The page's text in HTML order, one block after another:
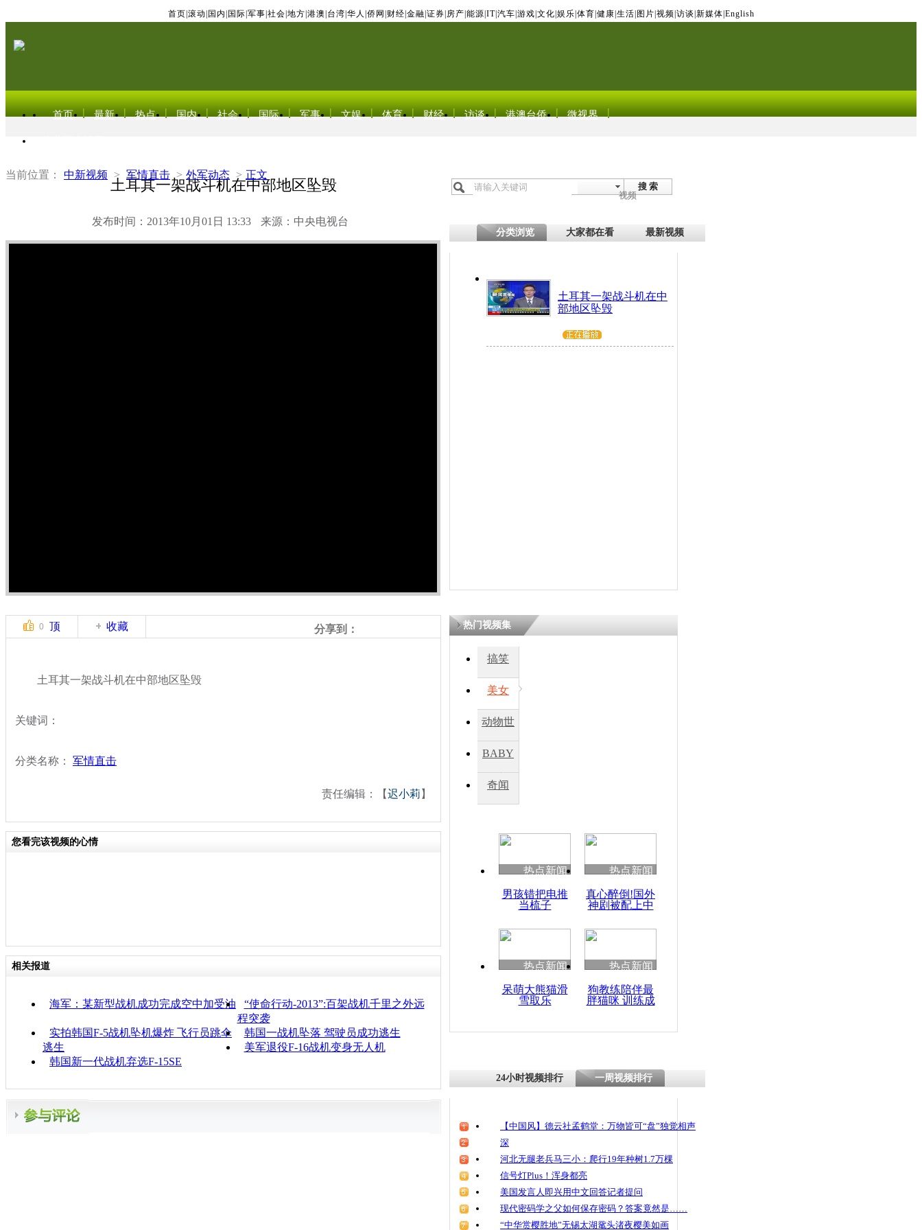
首页 滚动 国内 国际 军事 社会 地方 港澳 台湾 华人 侨网 财经 金融 证券 房产 能源 IT| 汽车 游戏 文化 娱乐 体育 健康 生活 图片 视频 访谈 新媒体 English
首页 最新 热点 国内 社会 国际 军事 文娱 体育 财经 访谈 港澳台侨 微视界
当前位置： 中新视频 > 军情直击 > 外军动态 > 正文
土耳其一架战斗机在中部地区坠毁
发布时间：2013年10月01日 13:33 来源：中央电视台
搜 索
视频
分类浏览 大家都在看 最新视频
土耳其一架战斗机在中
部地区坠毁
0 顶 收藏 分享到：
土耳其一架战斗机在中部地区坠毁
关键词：
分类名称： 军情直击
责任编辑：【迟小莉 】
您看完该视频的心情
相关报道
海军：某新型战机成功完成空中加受油
“使命行动-2013”:百架战机千里之外远
程突袭
实拍韩国F-5战机坠机爆炸 飞行员跳伞
逃生
韩国一战机坠落 驾驶员成功逃生
美军退役F-16战机变身无人机
韩国新一代战机弃选F-15SE
热门视频集
搞笑
美女
动物世
BABY
秀
奇闻
热点新闻
男孩错把电推
当梳子
热点新闻
真心醉倒!国外
神剧被配上中
热点新闻
呆萌大熊猫滑
雪取乐
热点新闻
狗教练陪伴最
胖猫咪 训练成
24小时视频排行 一周视频排行
【中国风】德云社孟鹤堂：万物皆可“盘”独觉相声
深
河北无腿老兵马三小：爬行19年种树1.7万棵
信号灯Plus！浑身都亮
美国发言人即兴用中文回答记者提问
现代密码学之父如何保存密码？答案竟然是……
“中华赏樱胜地”无锡太湖鼋头渚夜樱美如画